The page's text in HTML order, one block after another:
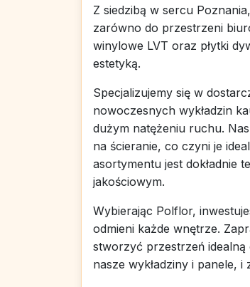
Z siedzibą w sercu
zarówno do przestrzeni
winylowe LVT oraz płytki
estetyką.
Specjalizujemy się w
nowoczesnych wykładzin
dużym natężeniu ruchu.
na ścieranie, co czyni je
asortymentu jest dokładnie
jakościowym.
Wybierając Polflor,
odmieni każde wnętrze.
stworzyć przestrzeń idealną
nasze wykładziny i panele,